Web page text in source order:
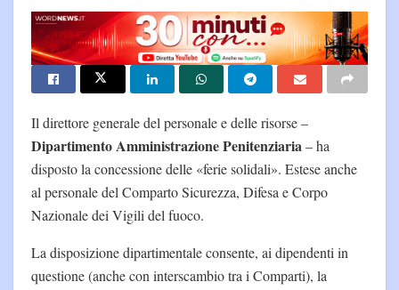
Il direttore generale del personale e delle risorse –
Dipartimento Amministrazione Penitenziaria– ha
disposto la concessione delle «ferie solidali». Estese anche
al personale del Comparto Sicurezza, Difesa e Corpo
Nazionale dei Vigili del fuoco.
La disposizione dipartimentale consente, ai dipendenti in
questione (anche con interscambio tra i Comparti), la